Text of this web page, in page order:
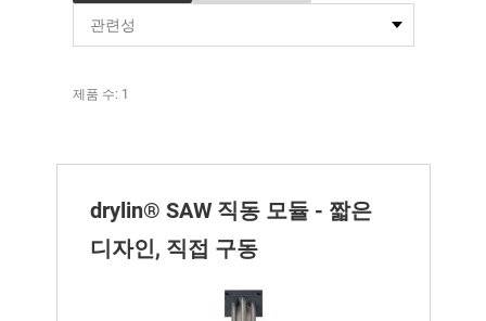
제품 수: 1
drylin® SAW 직동 모듈 - 짧은
디자인, 직접 구동